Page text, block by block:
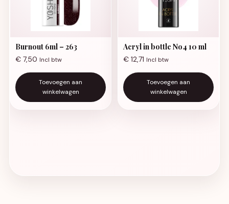
Burnout 6ml – 263
€ 7,50 Incl btw
Toevoegen aan
winkelwagen
Acryl in bottle No4 10 ml
€ 12,71 Incl btw
Toevoegen aan
winkelwagen